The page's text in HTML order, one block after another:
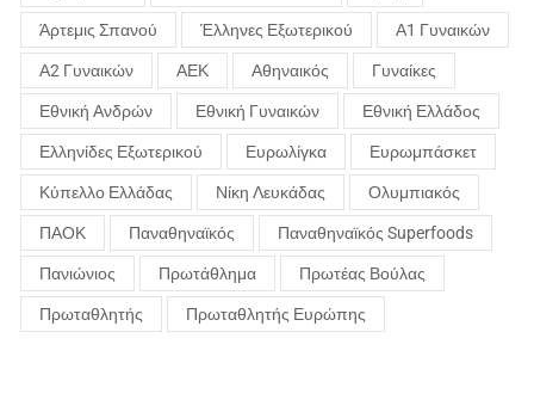
Άρτεμις Σπανού Έλληνες Εξωτερικού Α1 Γυναικών
Α2 Γυναικών ΑΕΚ Αθηναικός Γυναίκες
Εθνική Ανδρών Εθνική Γυναικών Εθνική Ελλάδος
Ελληνίδες Εξωτερικού Ευρωλίγκα Ευρωμπάσκετ
Κύπελλο Ελλάδας Νίκη Λευκάδας Ολυμπιακός
ΠΑΟΚ Παναθηναϊκός Παναθηναϊκός Superfoods
Πανιώνιος Πρωτάθλημα Πρωτέας Βούλας
Πρωταθλητής Πρωταθλητής Ευρώπης